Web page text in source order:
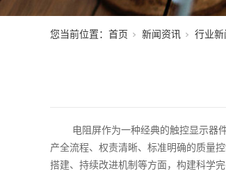
您当前位置： 首页 新闻资讯 行业新
电阻屏作为一种经典的触控显示器
产全流程、权责清晰、标准明确的质量
搭建、持续改进机制等方面，构建科学完